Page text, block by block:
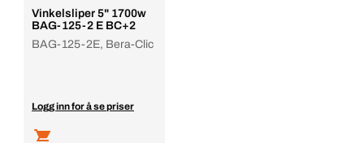
Vinkelsliper 5" 1700w
BAG-125-2 E BC+2
BAG-125-2E, Bera-Clic
Logg inn for å se priser